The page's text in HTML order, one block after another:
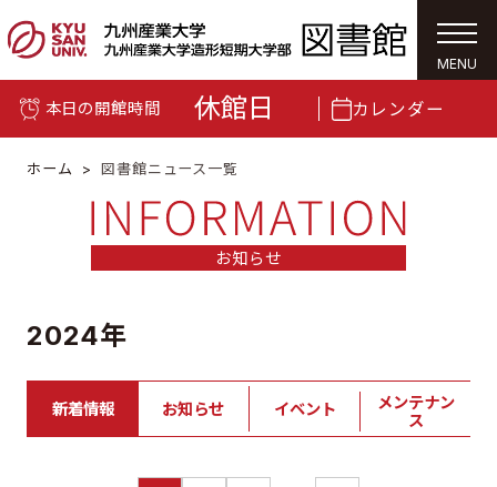
本日の開館時間 休館日 カレンダー
ホーム 図書館ニュース一覧
お知らせ
2024年
新着情報 お知らせ イベント
メンテナン
ス
MENU